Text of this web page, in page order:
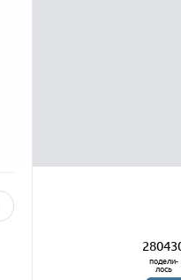
подели-
лось